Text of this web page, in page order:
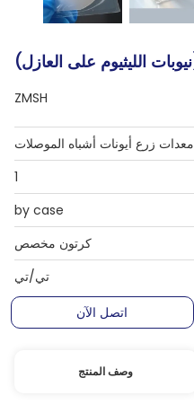
ZMSH
معدات زرع أيونات أشباه الموصلات
1
by case
كرتون مخصص
تي/تي
اتصل الآن
وصف المنتج